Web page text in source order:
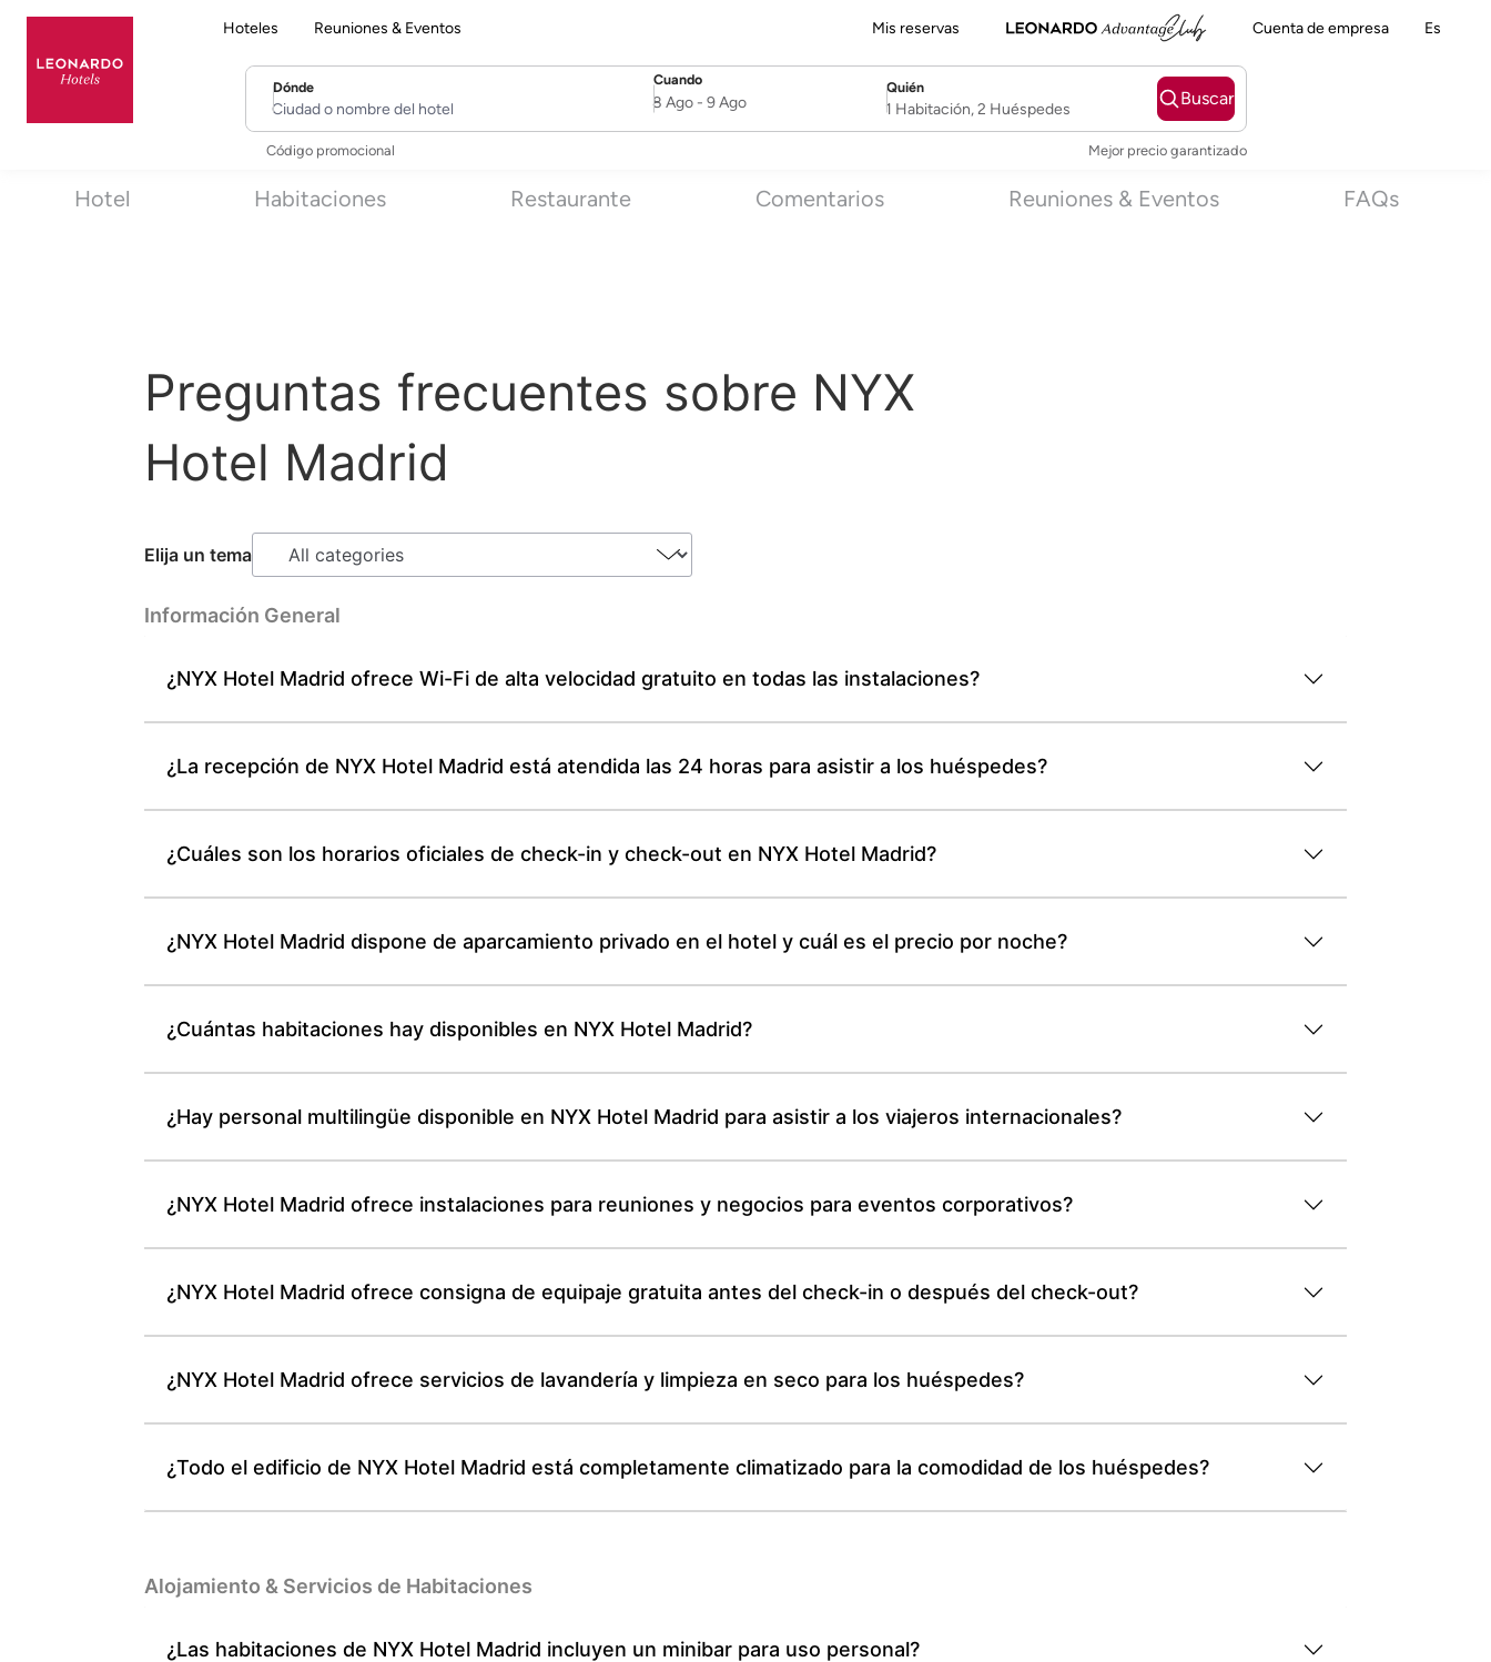
Hoteles Reuniones & Eventos Mis reservas Cuenta de empresa Es
Dónde
Ciudad o nombre del hotel
Cuando
SelectDate
8 Ago- 9 Ago
Quién
Username
1 Habitación, 2 Huéspedes
Buscar
Código promocional Mejor precio garantizado
Hotel Habitaciones Restaurante Comentarios Reuniones & Eventos FAQs
Preguntas frecuentes sobre NYX
Hotel Madrid
Elija un tema
Información General
¿NYX Hotel Madrid ofrece Wi-Fi de alta velocidad gratuito en todas las instalaciones?
¿La recepción de NYX Hotel Madrid está atendida las 24 horas para asistir a los huéspedes?
¿Cuáles son los horarios oficiales de check-in y check-out en NYX Hotel Madrid?
¿NYX Hotel Madrid dispone de aparcamiento privado en el hotel y cuál es el precio por noche?
¿Cuántas habitaciones hay disponibles en NYX Hotel Madrid?
¿Hay personal multilingüe disponible en NYX Hotel Madrid para asistir a los viajeros internacionales?
¿NYX Hotel Madrid ofrece instalaciones para reuniones y negocios para eventos corporativos?
¿NYX Hotel Madrid ofrece consigna de equipaje gratuita antes del check-in o después del check-out?
¿NYX Hotel Madrid ofrece servicios de lavandería y limpieza en seco para los huéspedes?
¿Todo el edificio de NYX Hotel Madrid está completamente climatizado para la comodidad de los huéspedes?
Alojamiento & Servicios de Habitaciones
¿Las habitaciones de NYX Hotel Madrid incluyen un minibar para uso personal?